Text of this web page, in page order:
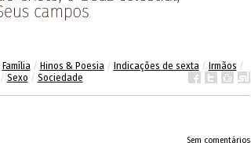
Família / Hinos & Poesia / Indicações de sexta / Irmãos /
/ Sexo / Sociedade
Sem comentários